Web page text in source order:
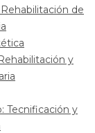
de
y
Tecnificación y